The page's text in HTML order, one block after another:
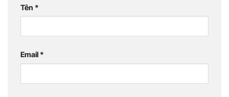
Tên *
Email *